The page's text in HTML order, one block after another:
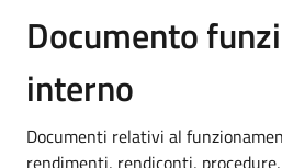
Documento
interno
Documenti relativi al
rendimenti, rendiconti,